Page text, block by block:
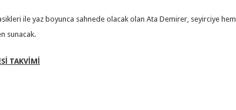
ile yaz boyunca sahnede olacak olan Ata Demirer, seyirciye hem
sunacak.
TAKVİMİ